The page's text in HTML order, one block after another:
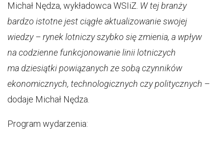
Michał Nędza, wykładowca WSIiZ. W tej branży
bardzo istotne jest ciągłe aktualizowanie swojej
wiedzy – rynek lotniczy szybko się zmienia, a wpływ
na codzienne funkcjonowanie linii lotniczych
ma dziesiątki powiązanych ze sobą czynników
ekonomicznych, technologicznych czy politycznych –
dodaje Michał Nędza.
Program wydarzenia: